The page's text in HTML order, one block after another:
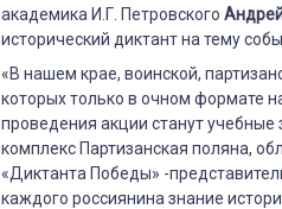
академика И.Г. Петровского
исторический диктант на тему
«В нашем крае, воинской,
которых только в очном формате
проведения акции станут
комплекс Партизанская поляна,
«Диктанта Победы» -
каждого россиянина знание